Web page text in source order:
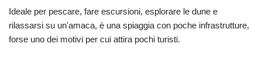
Ideale per pescare, fare escursioni, esplorare le dune e
rilassarsi su un'amaca, è una spiaggia con poche infrastrutture,
forse uno dei motivi per cui attira pochi turisti.